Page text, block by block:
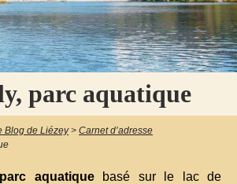
parc aquatique
Blog de Liézey > Carnet d’adresse
aquatiquebasé sur le lac de